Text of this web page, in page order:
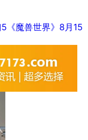
《魔兽世界》8月15